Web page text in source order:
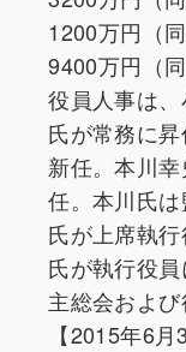
1200万円（
9400万円（
役員人事は
氏が常務に
新任。本川
任。本川氏
氏が上席執
氏が執行役
主総会および
【2015年6月